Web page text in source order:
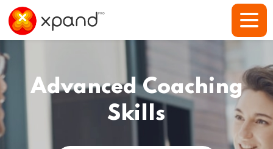
Advanced Coaching
Skills